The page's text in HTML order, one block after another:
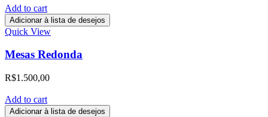
Add to cart
Adicionar à lista de desejos
Quick View
Mesas Redonda
R$1.500,00
Add to cart
Adicionar à lista de desejos